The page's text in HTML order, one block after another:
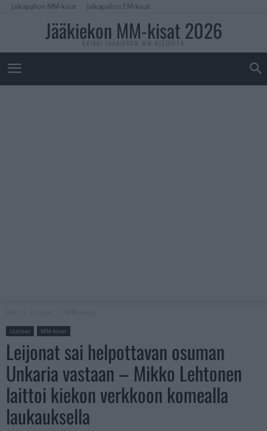
Jalkapallon MM-kisat Jalkapallon EM-kisat
Jääkiekon MM-kisat 2026
KAIKKI JÄÄKIEKON MM-KISOISTA
Uutiset MM-kisat
Leijonat sai helpottavan osuman
Unkaria vastaan – Mikko Lehtonen
laittoi kiekon verkkoon komealla
laukauksella